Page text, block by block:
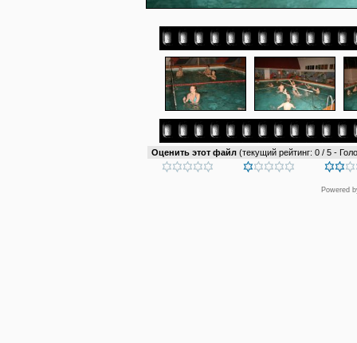
Оценить этот файл (текущий рейтинг: 0 / 5 -
Powered